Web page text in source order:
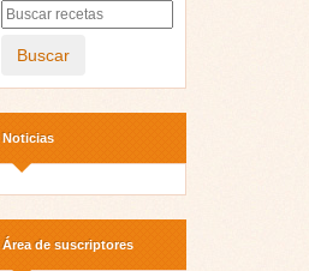
Buscar
Noticias
Área de suscriptores